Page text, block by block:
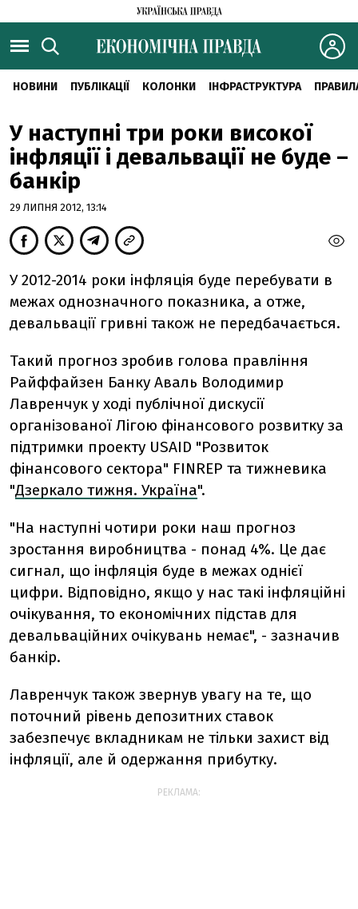
НОВИНИ ПУБЛІКАЦІЇ КОЛОНКИ ІНФРАСТРУКТУРА
У наступні три роки високої
інфляції і девальвації не буде –
банкір
29 ЛИПНЯ 2012, 13:14
У 2012-2014 роки інфляція буде перебувати в
межах однозначного показника, а отже,
девальвації гривні також не передбачається.
Такий прогноз зробив голова правління
Райффайзен Банку Аваль Володимир
Лавренчук у ході публічної дискусії
організованої Лігою фінансового розвитку за
підтримки проекту USAID "Розвиток
фінансового сектора" FINREP та тижневика
"Дзеркало тижня. Україна".
"На наступні чотири роки наш прогноз
зростання виробництва - понад 4%. Це дає
сигнал, що інфляція буде в межах однієї
цифри. Відповідно, якщо у нас такі інфляційні
очікування, то економічних підстав для
девальваційних очікувань немає", - зазначив
банкір.
Лавренчук також звернув увагу на те, що
поточний рівень депозитних ставок
забезпечує вкладникам не тільки захист від
інфляції, але й одержання прибутку.
РЕКЛАМА: